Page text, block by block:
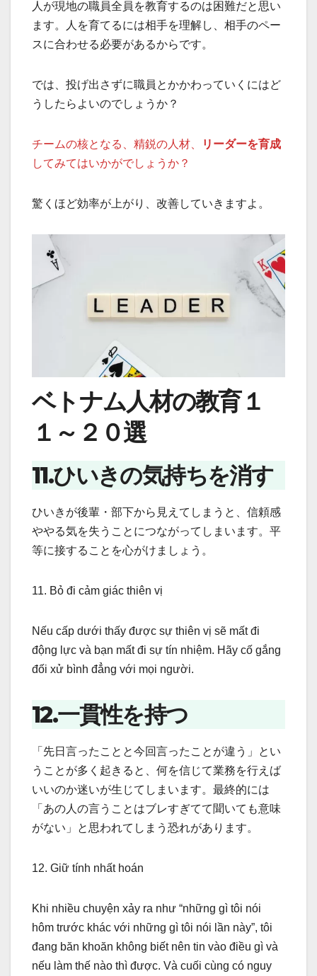
人が現地の職員全員を教育するのは困難だと思い
ます。人を育てるには相手を理解し、相手のペー
スに合わせる必要があるからです。
では、投げ出さずに職員とかかわっていくにはど
うしたらよいのでしょうか？
チームの核となる、精鋭の人材、
リーダーを育成
してみてはいかがでしょうか？
驚くほど効率が上がり、改善していきますよ。
ベトナム人材の教育１
１～２０選
11.ひいきの気持ちを消す
ひいきが後輩・部下から見えてしまうと、信頼感
ややる気を失うことにつながってしまいます。平
等に接することを心がけましょう。
11. Bỏ đi cảm giác thiên vị
Nếu cấp dưới thấy được sự thiên vị sẽ mất đi
động lực và bạn mất đi sự tín nhiệm. Hãy cố gắng
đối xử bình đẳng với mọi người.
12.一貫性を持つ
「先日言ったことと今回言ったことが違う」とい
うことが多く起きると、何を信じて業務を行えば
いいのか迷いが生じてしまいます。最終的には
「あの人の言うことはブレすぎてて聞いても意味
がない」と思われてしまう恐れがあります。
12. Giữ tính nhất hoán
Khi nhiều chuyện xảy ra như “những gì tôi nói
hôm trước khác với những gì tôi nói lần này”, tôi
đang băn khoăn không biết nên tin vào điều gì và
nếu làm thế nào thì được. Và cuối cùng có nguy